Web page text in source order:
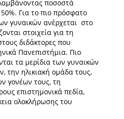
ποσοστά
Για το πιο πρόσφατο
γυναικών ανέρχεται στο
στοιχεία για τη
διδάκτορες που
Πανεπιστήμια. Πιο
τα μερίδια των γυναικών
την ηλικιακή ομάδα τους,
γονέων τους, τη
επιστημονικά πεδία,
ολοκλήρωσης του